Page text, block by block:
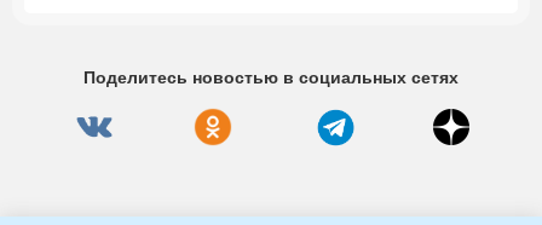
Поделитесь новостью в социальных сетях